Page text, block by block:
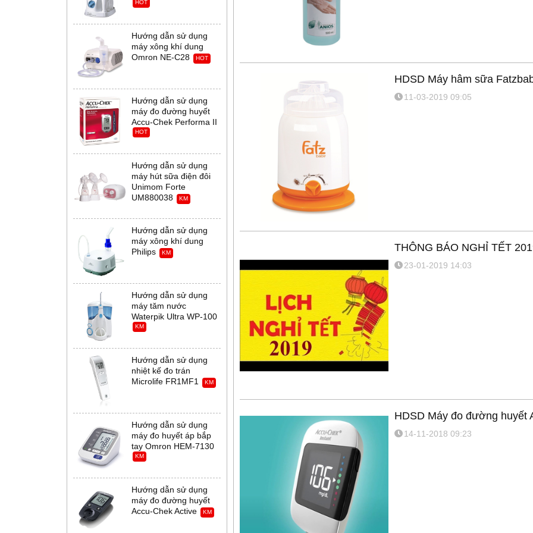
HOT
Hướng dẫn sử dụng
máy xông khí dung
Omron NE-C28
HOT
Hướng dẫn sử dụng
máy đo đường huyết
Accu-Chek Performa II
HOT
Hướng dẫn sử dụng
máy hút sữa điện đôi
Unimom Forte
UM880038
KM
Hướng dẫn sử dụng
máy xông khí dung
Philips
KM
Hướng dẫn sử dụng
máy tăm nước
Waterpik Ultra WP-100
KM
Hướng dẫn sử dụng
nhiệt kế đo trán
Microlife FR1MF1
KM
Hướng dẫn sử dụng
máy đo huyết áp bắp
tay Omron HEM-7130
KM
Hướng dẫn sử dụng
máy đo đường huyết
Accu-Chek Active
KM
HDSD Máy hâm sữa
11-03-2019 09:05
THÔNG BÁO NGHỈ TẾT
23-01-2019 14:03
HDSD Máy đo đường huyết
14-11-2018 09:23